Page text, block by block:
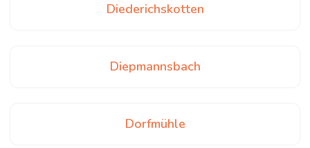
Diederichskotten
Diepmannsbach
Dorfmühle